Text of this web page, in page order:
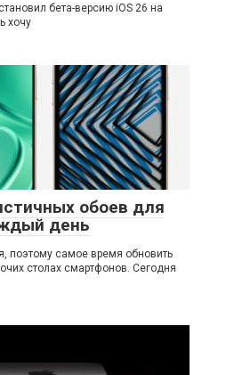
бета-версию iOS 26 на
хочу
обоев для
день
поэтому самое время обновить
столах смартфонов. Сегодня